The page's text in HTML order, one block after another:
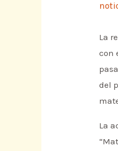
La
con
del
La